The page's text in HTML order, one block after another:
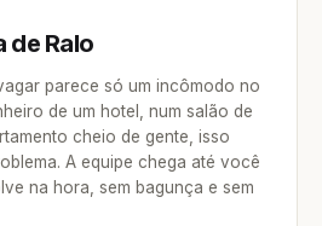
de Ralo
parece só um incômodo no
de um hotel, num salão de
cheio de gente, isso
A equipe chega até você
na hora, sem bagunça e sem